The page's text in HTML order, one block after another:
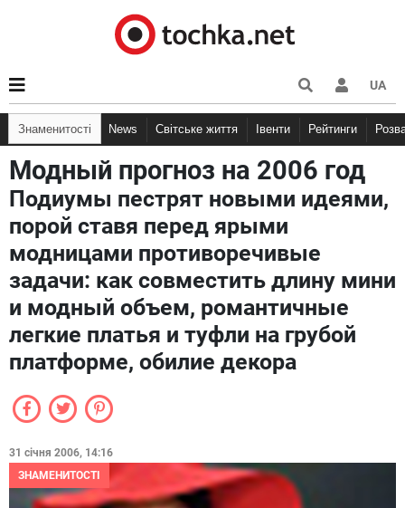
UA
Знаменитості News Світське життя Івенти Рейтинги
Модный прогноз на 2006 год
Подиумы пестрят новыми идеями,
порой ставя перед ярыми
модницами противоречивые
задачи: как совместить длину мини
и модный объем, романтичные
легкие платья и туфли на грубой
платформе, обилие декора
31 січня 2006, 14:16
ЗНАМЕНИТОСТІ